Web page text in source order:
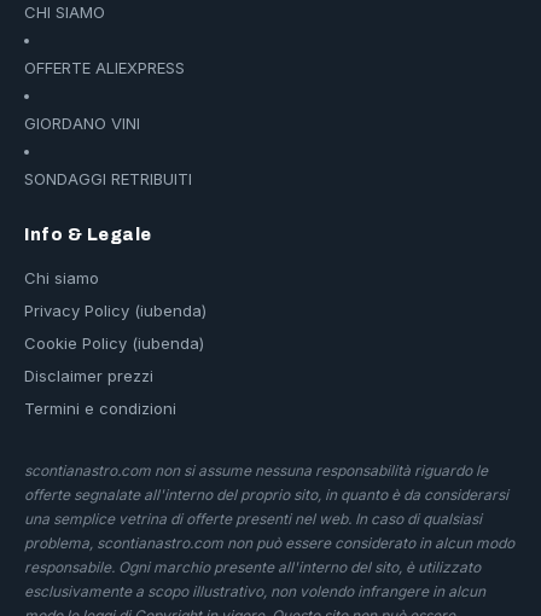
CHI SIAMO
OFFERTE ALIEXPRESS
GIORDANO VINI
SONDAGGI RETRIBUITI
Info & Legale
Chi siamo
Privacy Policy (iubenda)
Cookie Policy (iubenda)
Disclaimer prezzi
Termini e condizioni
scontianastro.com non si assume nessuna responsabilità riguardo le
offerte segnalate all'interno del proprio sito, in quanto è da considerarsi
una semplice vetrina di offerte presenti nel web. In caso di qualsiasi
problema, scontianastro.com non può essere considerato in alcun modo
responsabile. Ogni marchio presente all'interno del sito, è utilizzato
esclusivamente a scopo illustrativo, non volendo infrangere in alcun